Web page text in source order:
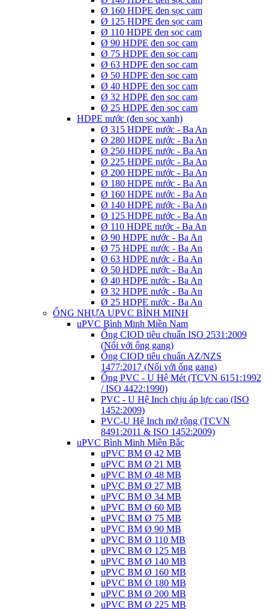
Ø 160 HDPE đen sọc cam
Ø 125 HDPE đen sọc cam
Ø 110 HDPE đen sọc cam
Ø 90 HDPE đen sọc cam
Ø 75 HDPE đen sọc cam
Ø 63 HDPE đen sọc cam
Ø 50 HDPE đen sọc cam
Ø 40 HDPE đen sọc cam
Ø 32 HDPE đen sọc cam
Ø 25 HDPE đen sọc cam
HDPE nước (đen sọc xanh)
Ø 315 HDPE nước - Ba An
Ø 280 HDPE nước - Ba An
Ø 250 HDPE nước - Ba An
Ø 225 HDPE nước - Ba An
Ø 200 HDPE nước - Ba An
Ø 180 HDPE nước - Ba An
Ø 160 HDPE nước - Ba An
Ø 140 HDPE nước - Ba An
Ø 125 HDPE nước - Ba An
Ø 110 HDPE nước - Ba An
Ø 90 HDPE nước - Ba An
Ø 75 HDPE nước - Ba An
Ø 63 HDPE nước - Ba An
Ø 50 HDPE nước - Ba An
Ø 40 HDPE nước - Ba An
Ø 32 HDPE nước - Ba An
Ø 25 HDPE nước - Ba An
ỐNG NHỰA UPVC BÌNH MINH
uPVC Bình Minh Miền Nam
Ống CIOD tiêu chuẩn ISO 2531:2009
(Nối với ống gang)
Ống CIOD tiêu chuẩn AZ/NZS
1477:2017 (Nối với ống gang)
Ống PVC - U Hệ Mét (TCVN 6151:1992
/ ISO 4422:1990)
PVC - U Hệ Inch chịu áp lực cao (ISO
1452:2009)
PVC-U Hệ Inch mở rộng (TCVN
8491:2011 & ISO 1452:2009)
uPVC Bình Minh Miền Bắc
uPVC BM Ø 42 MB
uPVC BM Ø 21 MB
uPVC BM Ø 48 MB
uPVC BM Ø 27 MB
uPVC BM Ø 34 MB
uPVC BM Ø 60 MB
uPVC BM Ø 75 MB
uPVC BM Ø 90 MB
uPVC BM Ø 110 MB
uPVC BM Ø 125 MB
uPVC BM Ø 140 MB
uPVC BM Ø 160 MB
uPVC BM Ø 180 MB
uPVC BM Ø 200 MB
uPVC BM Ø 225 MB